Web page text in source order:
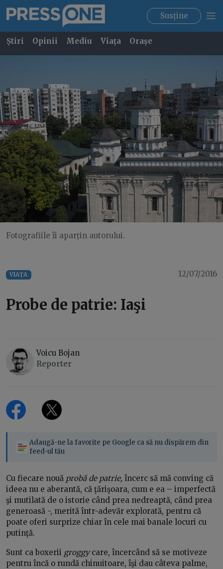
Susține
Știri Opinii Mediu Viața Orașe
Fotografiile îi aparțin autorului.
VIAȚA 12/07/2016
Probe de patrie: Iaşi
Voicu Bojan
Reporter
Adaugă-ne la favorite pe Google ca să nu dispărem din
feed-ul tău
Cu fiecare nouă probă de patrie, încerc să mă conving că
ideea nu e aberantă, că ţărişoara, cum e ea – imperfectă
şi mutilată de o istorie când prea nedreaptă, când prea
generoasă -, merită într-adevăr explorată, pentru că
poate oferi surprize chiar în cele mai banale locuri cu
putinţă.
Sunt ca boxerii groggycare, încercând să se motiveze
pentru încă o rundă chinuitoare, îşi dau câteva palme,